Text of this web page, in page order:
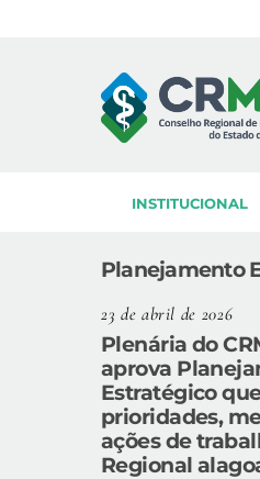
INSTITUCIONAL
Planejamento
23 de abril de 2026
Plenária do
aprova
Estratégico
prioridades,
ações de
Regional